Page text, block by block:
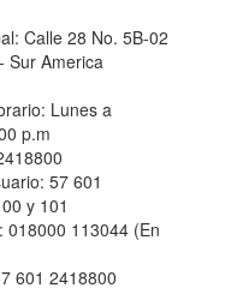
Calle 28 No. 5B-02
Sur America
Lunes a
p.m
57 601
y 101
018000 113044 (En
601 2418800